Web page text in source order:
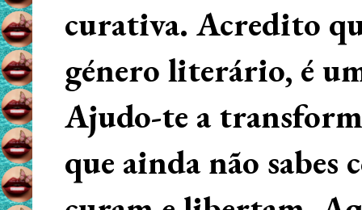
curativa. Acredito
género literário, é
Ajudo-te a
que ainda não